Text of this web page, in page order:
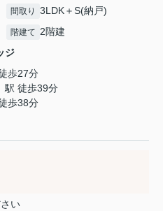
間取り 3LDK＋S(納戸)
階建て 2階建
ジ
歩27分
駅 徒歩39分
歩38分
い